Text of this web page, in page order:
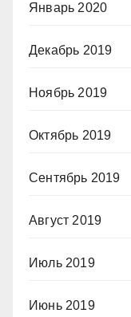
Январь 2020
Декабрь 2019
Ноябрь 2019
Октябрь 2019
Сентябрь 2019
Август 2019
Июль 2019
Июнь 2019